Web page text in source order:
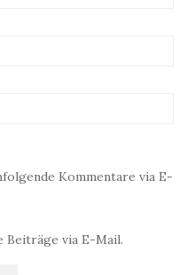
Kommentare via E-
Beiträge via E-Mail.